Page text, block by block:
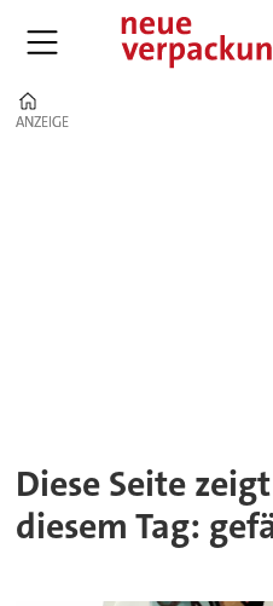
ANZEIGE
ANZEIGE
Diese Seite
diesem Tag: